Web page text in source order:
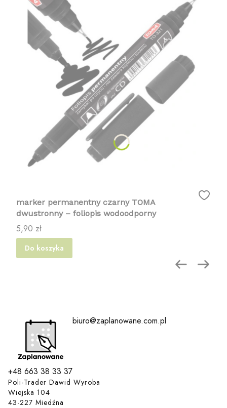
marker permanentny czarny TOMA
dwustronny – foliopis wodoodporny
Cena
5,90 zł
Do koszyka
+48 663 38 33 37
biuro@zaplanowane.com.pl
Poli-Trader Dawid Wyroba
Wiejska 104
43-227 Miedźna